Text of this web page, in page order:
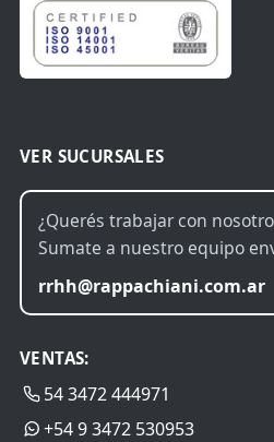
VER SUCURSALES
¿Querés trabajar con
Sumate a nuestro equipo
rrhh@rappachiani.com.ar
VENTAS:
54 3472 444971
+54 9 3472 530953